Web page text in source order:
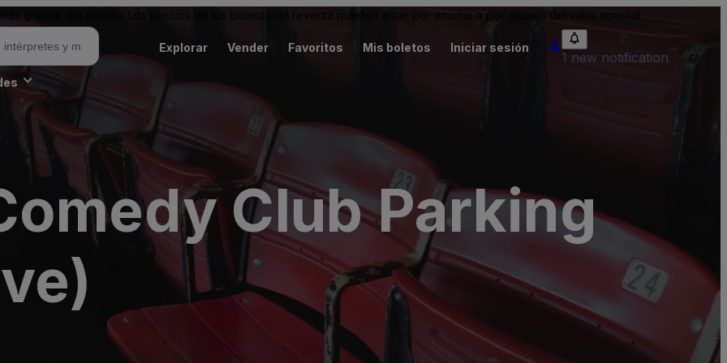
grande del mundo. Los precios de los boletos de reventa pueden estar por encima o por debajo del valor nominal.
Explorar Vender Favoritos Mis boletos Iniciar sesión
1 new notification
Club Parking